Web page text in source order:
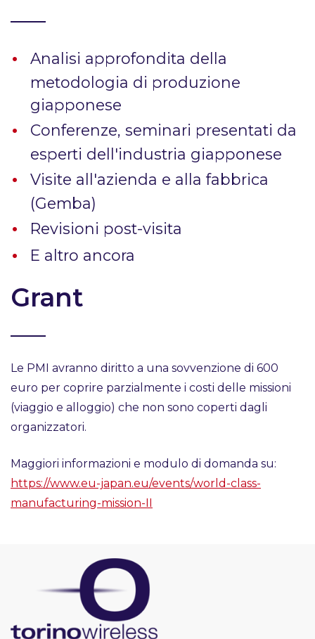
Analisi approfondita della
metodologia di produzione
giapponese
Conferenze, seminari presentati da
esperti dell'industria giapponese
Visite all'azienda e alla fabbrica
(Gemba)
Revisioni post-visita
E altro ancora
Grant
Le PMI avranno diritto a una sovvenzione di 600
euro per coprire parzialmente i costi delle missioni
(viaggio e alloggio) che non sono coperti dagli
organizzatori.
Maggiori informazioni e modulo di domanda su:
https://www.eu-japan.eu/events/world-class-
manufacturing-mission-II